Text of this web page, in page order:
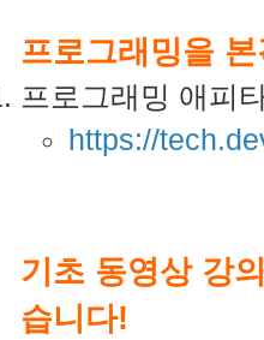
프로그래밍을
프로그래밍 애피
https://
기초 동영상 강
습니다!